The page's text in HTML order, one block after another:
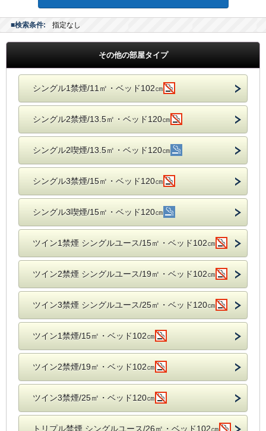
■検索条件: 指定なし
その他の部屋タイプ
シングル1禁煙/11㎡・ベッド102㎝
シングル2禁煙/13.5㎡・ベッド120㎝
シングル2喫煙/13.5㎡・ベッド120㎝
シングル3禁煙/15㎡・ベッド120㎝
シングル3喫煙/15㎡・ベッド120㎝
ツイン1禁煙 シングルユース/15㎡・ベッド102㎝
ツイン2禁煙 シングルユース/19㎡・ベッド102㎝
ツイン3禁煙 シングルユース/25㎡・ベッド120㎝
ツイン1禁煙/15㎡・ベッド102㎝
ツイン2禁煙/19㎡・ベッド102㎝
ツイン3禁煙/25㎡・ベッド120㎝
トリプル禁煙 シングルユース/26㎡・ベッド102㎝